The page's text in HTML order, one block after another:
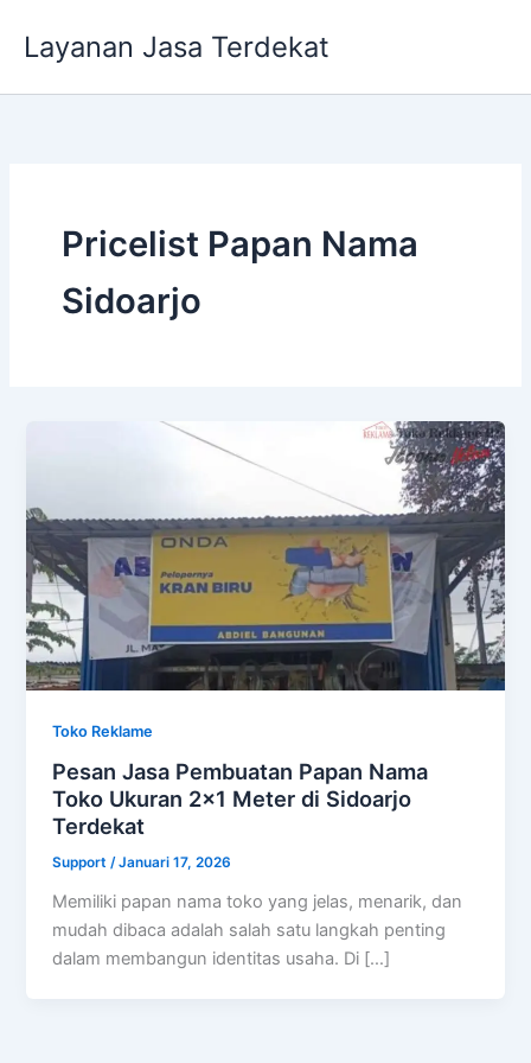
Layanan Jasa Terdekat
Pricelist Papan Nama
Sidoarjo
Toko Reklame
Pesan Jasa Pembuatan Papan Nama
Toko Ukuran 2×1 Meter di Sidoarjo
Terdekat
Support/Januari 17, 2026
Memiliki papan nama toko yang jelas, menarik, dan
mudah dibaca adalah salah satu langkah penting
dalam membangun identitas usaha. Di […]